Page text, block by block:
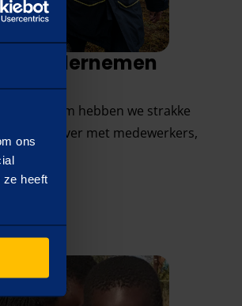
ons
ze heeft
Ondernemen
Daarom hebben we strakke
open over met medewerkers,